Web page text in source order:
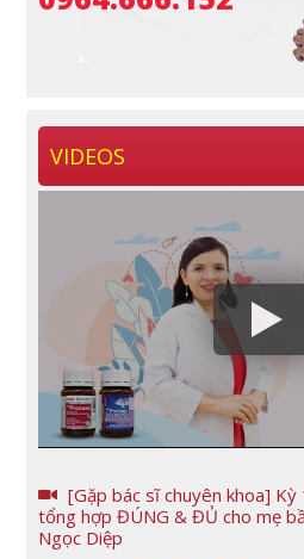
VIDEOS
[Gặp bác sĩ chuyên khoa] Kỳ
tổng hợp ĐÚNG & ĐỦ cho mẹ
Ngọc Diệp